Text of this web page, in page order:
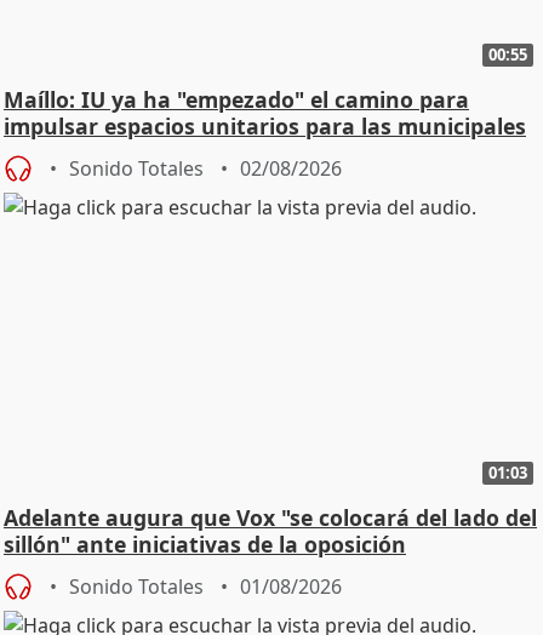
00:55
Maíllo: IU ya ha "empezado" el camino para
impulsar espacios unitarios para las municipales
Sonido Totales 02/08/2026
01:03
Adelante augura que Vox "se colocará del lado del
sillón" ante iniciativas de la oposición
Sonido Totales 01/08/2026